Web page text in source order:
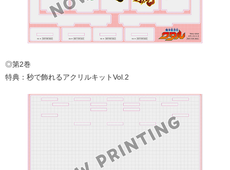
◎第2巻
特典：秒で飾れるアクリルキットVol.2